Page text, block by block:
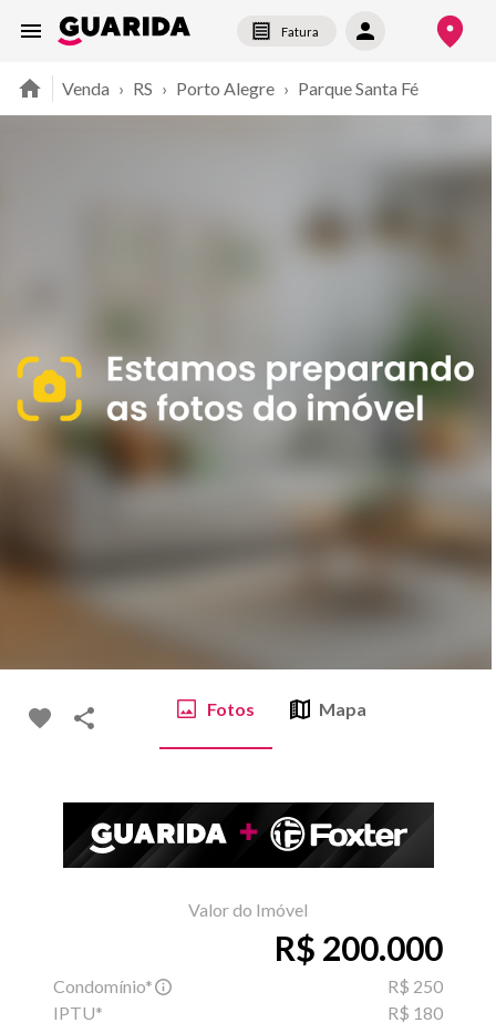
Fatura
Venda › RS › Porto Alegre › Parque Santa Fé
Fotos Mapa
Valor do Imóvel
R$ 200.000
Condomínio*
R$ 250
IPTU*
R$ 180